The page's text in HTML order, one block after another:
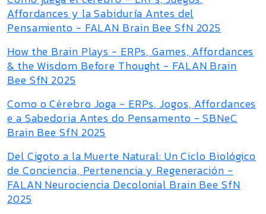
Affordances y la Sabiduría Antes del
Pensamiento - FALAN Brain Bee SfN 2025
How the Brain Plays - ERPs, Games, Affordances
& the Wisdom Before Thought - FALAN Brain
Bee SfN 2025
Como o Cérebro Joga - ERPs, Jogos, Affordances
e a Sabedoria Antes do Pensamento - SBNeC
Brain Bee SfN 2025
Del Cigoto a la Muerte Natural: Un Ciclo Biológico
de Conciencia, Pertenencia y Regeneración -
FALAN Neurociencia Decolonial Brain Bee SfN
2025